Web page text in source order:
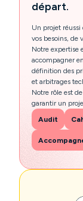
départ.
Un projet
vos besoins, de
Notre expertise
accompagner
définition des
et arbitrages
Notre rôle est
garantir un
Audit